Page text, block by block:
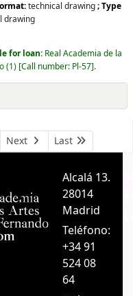
technical drawing; Type
drawing
for loan: Real Academia de la
(1) Call number: Pl-57 .
Next Last
Alcalá 13.
28014
Madrid
Teléfono:
+34 91
524 08
64